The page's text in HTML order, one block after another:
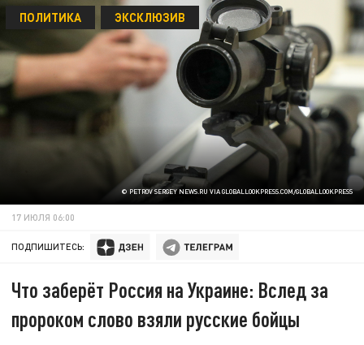
© PETROV SERGEY NEWS.RU VIA GLOBALLOOKPRESS.COM/GLOBALLOOKPRESS
ПОЛИТИКА ЭКСКЛЮЗИВ
17 ИЮЛЯ 06:00
ПОДПИШИТЕСЬ:
Что заберёт Россия на Украине: Вслед за
пророком слово взяли русские бойцы